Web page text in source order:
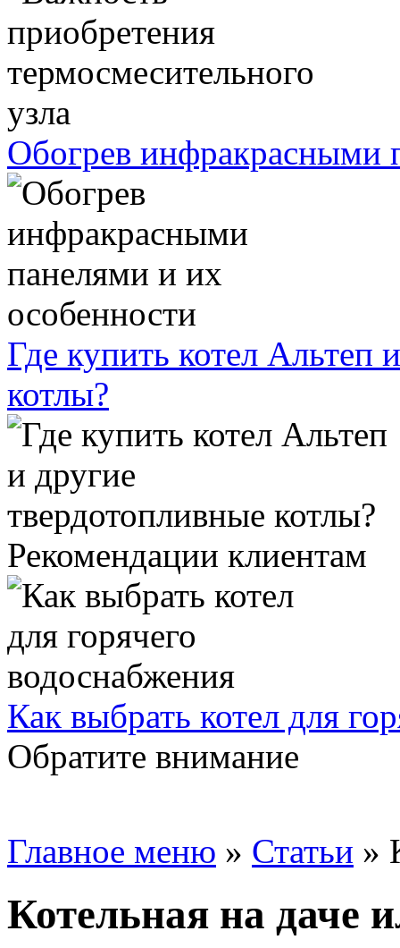
Обогрев инфракрасными
Где купить котел Альтеп
котлы?
Рекомендации клиентам
Как выбрать котел для
Обратите внимание
Главное меню » Статьи »
Котельная на даче